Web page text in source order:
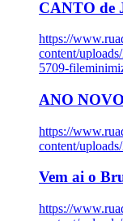
CANTO de
https://
content/
5709-
ANO
https://
content/
Vem ai o
https://